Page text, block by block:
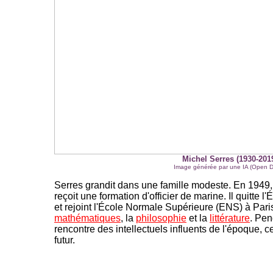
Michel Serres (1930-
Image générée par une IA (Open
Serres grandit dans une famille modeste. En
reçoit une formation d'officier de marine. Il quitte
et rejoint l'École Normale Supérieure (ENS) à
mathématiques, la philosophie et la littérature.
rencontre des intellectuels influents de l'époque,
futur.